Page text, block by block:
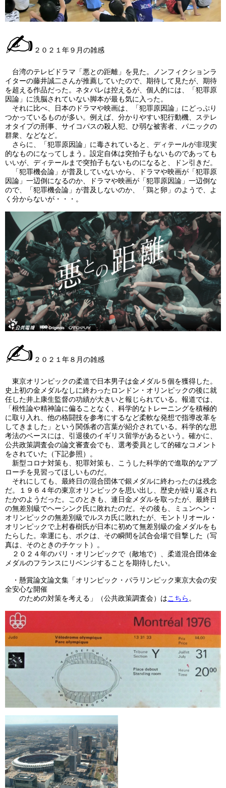
✍ ２０２１年９月の雑感
台湾のテレビドラマ「悪との距離」を見た。ノンフィクションラ
イターの藤井誠二さんが推薦していたので、期待して見たが、期待
を超える作品だった。ネタバレは控えるが、個人的には、「犯罪原
因論」に洗脳されていない脚本が最も気に入った。
それに比べ、日本のドラマや映画は、「犯罪原因論」にどっぷり
つかっているものが多い。例えば、分かりやすい犯行動機、ステレ
オタイプの刑事、サイコパスの殺人犯、ひ弱な被害者、パニックの
群衆、などなど。
さらに、「犯罪原因論」に毒されていると、ディテールが非現実
的なものになってしまう。設定自体は突拍子もないものであっても
いいが、ディテールまで突拍子もないものになると、ドン引きだ。
「犯罪機会論」が普及していないから、ドラマや映画が「犯罪原
因論」一辺倒になるのか、ドラマや映画が「犯罪原因論」一辺倒な
ので、「犯罪機会論」が普及しないのか、「鶏と卵」のようで、よ
く分からないが・・・。
✍ ２０２１年８月の雑感
東京オリンピックの柔道で日本男子は金メダル５個を獲得した。
史上初の金メダルなしに終わったロンドン・オリンピックの後に就
任した井上康生監督の功績が大きいと報じられている。報道では、
「根性論や精神論に偏ることなく、科学的なトレーニングを積極的
に取り入れ、他の格闘技を参考にするなど柔軟な発想で指導改革を
してきました」という関係者の言葉が紹介されている。科学的な思
考法のベースには、引退後のイギリス留学があるという。確かに、
公共政策調査会の論文審査会でも、選考委員として的確なコメント
をされていた（下記参照）。
新型コロナ対策も、犯罪対策も、こうした科学的で進取的なアプ
ローチを見習ってほしいものだ。
それにしても、最終日の混合団体で銀メダルに終わったのは残念
だ。１９６４年の東京オリンピックを思い出し、歴史が繰り返され
たかのようだった。このときも、連日金メダルを取ったが、最終日
の無差別級でヘーシンク氏に敗れたのだ。その後も、ミュンヘン・
オリンピックの無差別級でルスカ氏に敗れたが、モントリオール・
オリンピックで上村春樹氏が日本に初めて無差別級の金メダルをも
たらした。幸運にも、ボクは、その瞬間を試合会場で目撃した（写
真は、そのときのチケット）。
２０２４年のパリ・オリンピックで（敵地で）、柔道混合団体金
メダルのフランスにリベンジすることを期待したい。
・懸賞論文論文集「オリンピック・パラリンピック東京大会の安
全安心な開催
のための対策を考える」（公共政策調査会）はこちら 。